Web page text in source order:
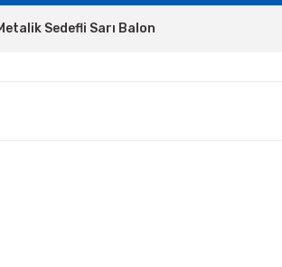
Sedefli Sarı Balon